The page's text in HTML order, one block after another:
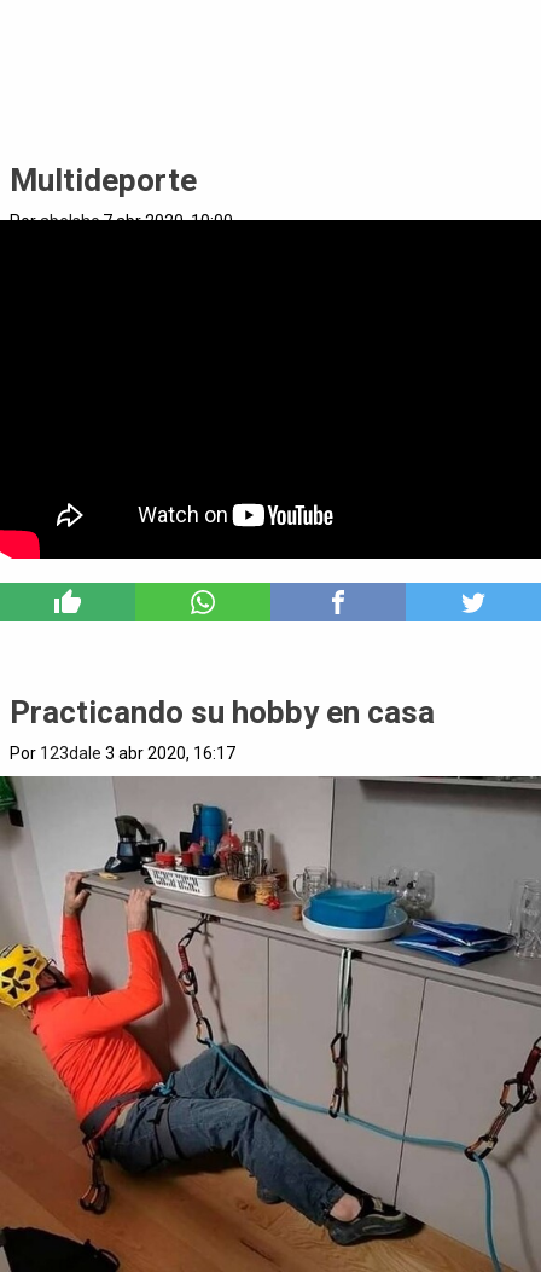
Multideporte
Porabelshc7 abr 2020, 10:00
Practicando su hobby en casa
Por 123dale 3 abr 2020, 16:17